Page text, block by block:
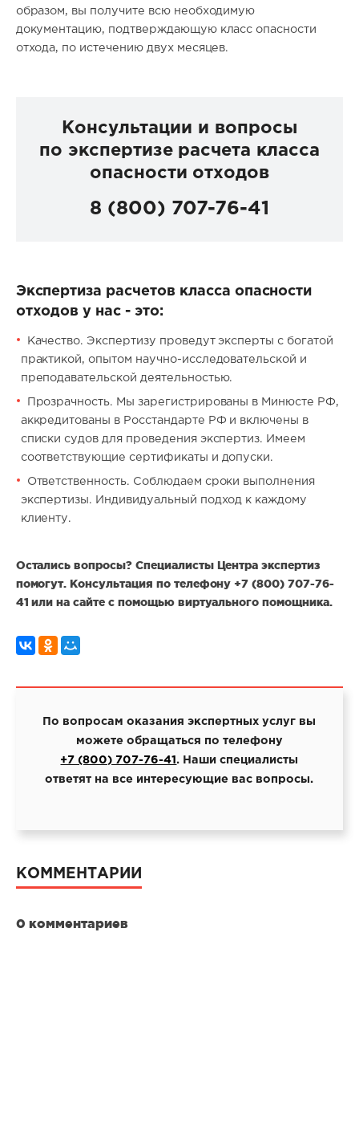
образом, вы получите всю необходимую
документацию, подтверждающую класс опасности
отхода, по истечению двух месяцев.
Консультации и вопросы
по экспертизе расчета класса
опасности отходов
8 (800) 707-76-41
Экспертиза расчетов класса опасности
отходов у нас - это:
Качество. Экспертизу проведут эксперты с богатой
практикой, опытом научно-исследовательской и
преподавательской деятельностью.
Прозрачность. Мы зарегистрированы в Минюсте РФ,
аккредитованы в Росстандарте РФ и включены в
списки судов для проведения экспертиз. Имеем
соответствующие сертификаты и допуски.
Ответственность. Соблюдаем сроки выполнения
экспертизы. Индивидуальный подход к каждому
клиенту.
Остались вопросы? Специалисты Центра экспертиз
помогут. Консультация по телефону +7 (800) 707-76-
41 или на сайте с помощью виртуального помощника.
По вопросам оказания экспертных услуг вы
можете обращаться по телефону
+7 (800) 707-76-41 . Наши специалисты
ответят на все интересующие вас вопросы.
КОММЕНТАРИИ
0 комментариев